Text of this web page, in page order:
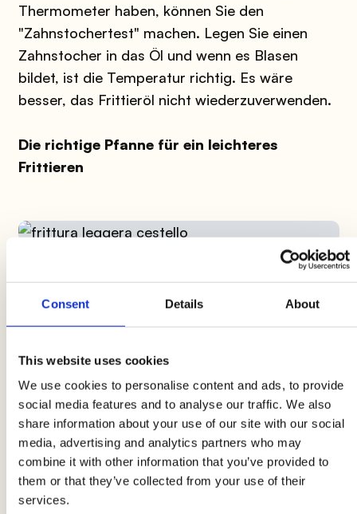
Consent Details About
This website uses cookies
We use cookies to personalise content and ads, to provide
social media features and to analyse our traffic. We also
share information about your use of our site with our social
media, advertising and analytics partners who may
combine it with other information that you’ve provided to
them or that they’ve collected from your use of their
services.
Thermometer haben, können Sie den
"Zahnstochertest" machen. Legen Sie einen
Zahnstocher in das Öl und wenn es Blasen
bildet, ist die Temperatur richtig. Es wäre
besser, das Frittieröl nicht wiederzuverwenden.
Die richtige Pfanne für ein leichteres
Frittieren
Angesichts der Menge an Öl, die Sie benötigen,
Rändern. Mit einem stark ausgestellten Wok
können Sie auch kleine Mengen frittieren, ohne
zu viel Öl zu verschwenden. Für Frittierliebhaber
bleibt die elektrische Fritteuse jedoch die ideale
Wahl. Weitere Tipps für leichteres Frittieren
Wenn Sie Fisch frittieren möchten, verwenden
Sie nur Mehl für Tintenfische und kleine